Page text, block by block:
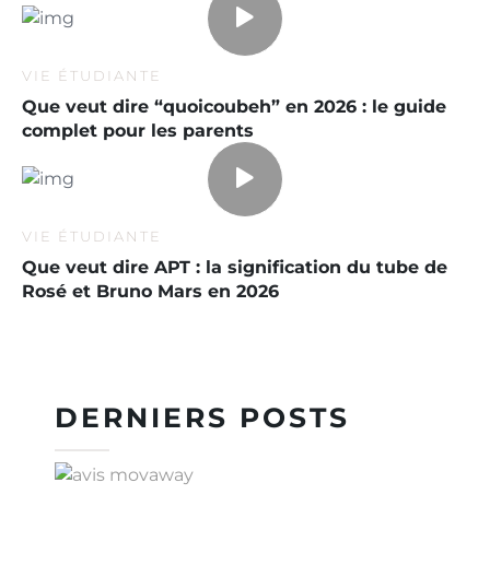
DERNIERS POSTS
VIE ÉTUDIANTE
Que veut dire “quoicoubeh” en 2026 : le guide
complet pour les parents
VIE ÉTUDIANTE
Que veut dire APT : la signification du tube de
Rosé et Bruno Mars en 2026